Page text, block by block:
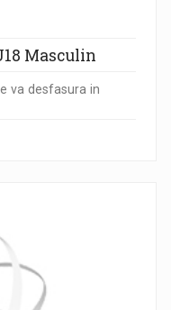
Masculin
va desfasura in